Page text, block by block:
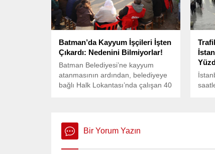
Batman’da Kayyum İşçileri İşten
Çıkardı: Nedenini Bilmiyorlar!
Batman Belediyesi’ne kayyum
atanmasının ardından, belediyeye
bağlı Halk Lokantası’nda çalışan 40
Bir Yorum Yazın